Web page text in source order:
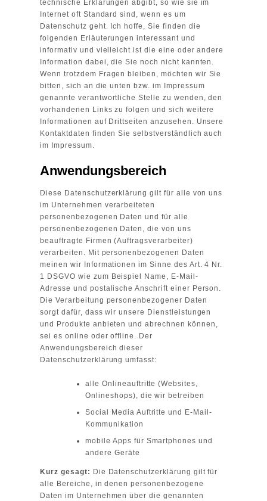
technische Erklärungen abgibt, so wie sie im
Internet oft Standard sind, wenn es um
Datenschutz geht. Ich hoffe, Sie finden die
folgenden Erläuterungen interessant und
informativ und vielleicht ist die eine oder andere
Information dabei, die Sie noch nicht kannten.
Wenn trotzdem Fragen bleiben, möchten wir Sie
bitten, sich an die unten bzw. im Impressum
genannte verantwortliche Stelle zu wenden, den
vorhandenen Links zu folgen und sich weitere
Informationen auf Drittseiten anzusehen. Unsere
Kontaktdaten finden Sie selbstverständlich auch
im Impressum.
Anwendungsbereich
Diese Datenschutzerklärung gilt für alle von uns
im Unternehmen verarbeiteten
personenbezogenen Daten und für alle
personenbezogenen Daten, die von uns
beauftragte Firmen (Auftragsverarbeiter)
verarbeiten. Mit personenbezogenen Daten
meinen wir Informationen im Sinne des Art. 4 Nr.
1 DSGVO wie zum Beispiel Name, E-Mail-
Adresse und postalische Anschrift einer Person.
Die Verarbeitung personenbezogener Daten
sorgt dafür, dass wir unsere Dienstleistungen
und Produkte anbieten und abrechnen können,
sei es online oder offline. Der
Anwendungsbereich dieser
Datenschutzerklärung umfasst:
alle Onlineauftritte (Websites,
Onlineshops), die wir betreiben
Social Media Auftritte und E-Mail-
Kommunikation
mobile Apps für Smartphones und
andere Geräte
Kurz gesagt: Die Datenschutzerklärung gilt für
alle Bereiche, in denen personenbezogene
Daten im Unternehmen über die genannten